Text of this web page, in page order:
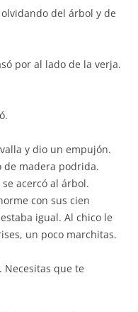
del árbol y de
por al lado de la verja.
y dio un empujón.
de madera podrida.
acercó al árbol.
con sus cien
igual. Al chico le
un poco marchitas.
Necesitas que te